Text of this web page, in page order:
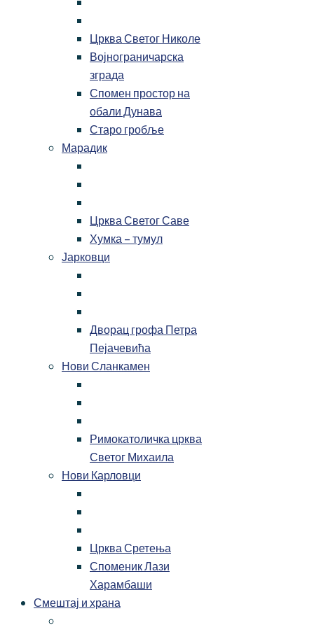
Црква Светог Николе
Војнограничарска
зграда
Спомен простор на
обали Дунава
Старо гробље
Марадик
Црква Светог Саве
Хумка – тумул
Јарковци
Дворац грофа Петра
Пејачевића
Нови Сланкамен
Римокатоличка црква
Светог Михаила
Нови Карловци
Црква Сретења
Споменик Лази
Харамбаши
Смештај и храна